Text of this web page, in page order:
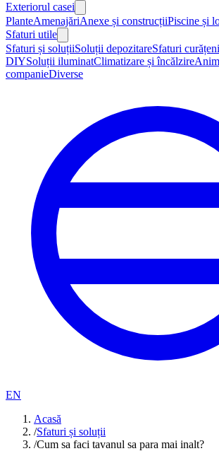
Exteriorul casei
PlanteAmenajăriAnexe și construcțiiPiscine și
Sfaturi utile
Sfaturi și soluțiiSoluții depozitareSfaturi
DIYSoluții iluminatClimatizare și încălzire
companieDiverse
EN
Acasă
/Sfaturi și soluții
/Cum sa faci tavanul sa para mai inalt?